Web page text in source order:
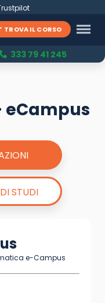
TROVA IL CORSO
333 79 41 245
eCampus
STUDI
e-Campus